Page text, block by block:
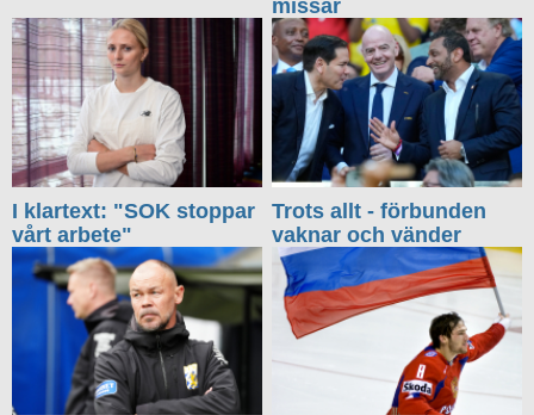
missar
I klartext: "SOK stoppar
vårt arbete"
Trots allt - förbunden
vaknar och vänder